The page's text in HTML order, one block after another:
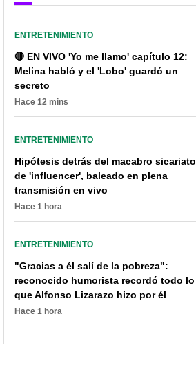
ENTRETENIMIENTO
🔴 EN VIVO 'Yo me llamo' capítulo 12:
Melina habló y el 'Lobo' guardó un
secreto
Hace 12 mins
ENTRETENIMIENTO
Hipótesis detrás del macabro sicariato
de 'influencer', baleado en plena
transmisión en vivo
Hace 1 hora
ENTRETENIMIENTO
"Gracias a él salí de la pobreza":
reconocido humorista recordó todo lo
que Alfonso Lizarazo hizo por él
Hace 1 hora